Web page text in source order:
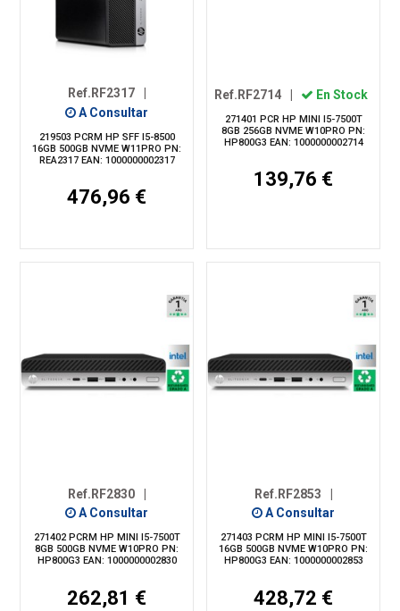
Ref.RF2317
A Consultar
219503 PCRM HP SFF I5-8500
16GB 500GB NVME W11PRO PN:
REA2317 EAN: 1000000002317
476,96 €
Ref.RF2714 En Stock
271401 PCR HP MINI I5-7500T
8GB 256GB NVME W10PRO PN:
HP800G3 EAN: 1000000002714
139,76 €
Ref.RF2830
A Consultar
271402 PCRM HP MINI I5-7500T
8GB 500GB NVME W10PRO PN:
HP800G3 EAN: 1000000002830
262,81 €
Ref.RF2853
A Consultar
271403 PCRM HP MINI I5-7500T
16GB 500GB NVME W10PRO PN:
HP800G3 EAN: 1000000002853
428,72 €